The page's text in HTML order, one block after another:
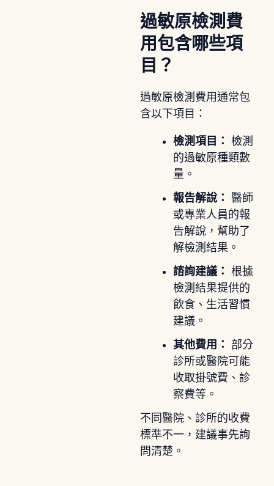
過敏原檢測費
用包含哪些項
目？
過敏原檢測費用通常包
含以下項目：
檢測項目： 檢測
的過敏原種類數
量。
報告解說： 醫師
或專業人員的報
告解說，幫助了
解檢測結果。
諮詢建議： 根據
檢測結果提供的
飲食、生活習慣
建議。
其他費用：
部分
診所或醫院可能
收取掛號費、診
察費等。
不同醫院、診所的收費
標準不一，建議事先詢
問清楚。